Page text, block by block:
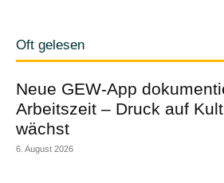
Oft gelesen
Neue GEW-App
Arbeitszeit – Druck auf
wächst
6. August 2026